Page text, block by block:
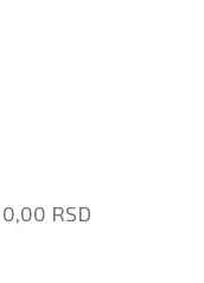
RSD